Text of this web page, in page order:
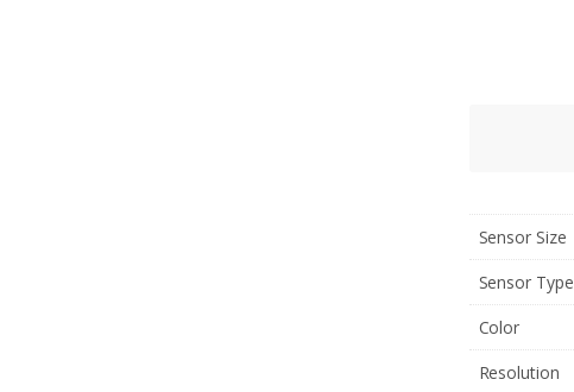
Sensor Size
Sensor Type
Color
Resolution